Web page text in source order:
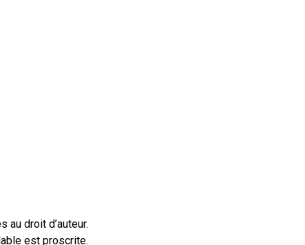
droit d’auteur.
est proscrite.